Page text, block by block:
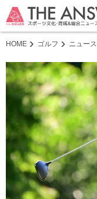
HOME ゴルフ ニュース